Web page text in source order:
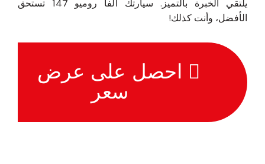
يلتقي الخبرة بالتميز. سيارتك ألفا روميو 147 تستحق
الأفضل، وأنت كذلك!
احصل على عرض
سعر